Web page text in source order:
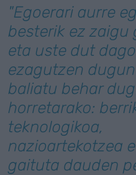
"Egoerari aurre
besterik ez zaigu
eta uste dut
ezagutzen
baliatu behar
horretarako:
teknologikoa,
nazioartekotzea
gaituta dauden